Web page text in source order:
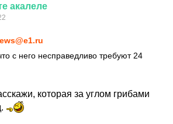
акалеле
с него несправедливо требуют 24
которая за углом грибами